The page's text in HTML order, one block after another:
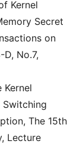
Kernel
Secret
on
No.7,
Kernel
The 15th
Lecture